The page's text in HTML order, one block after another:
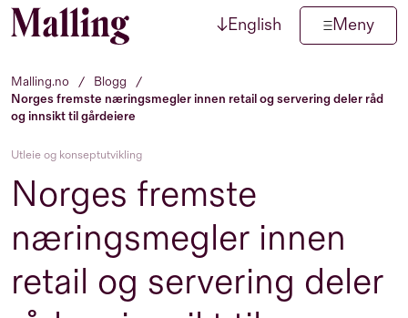
Hopp til innhold ↓English Meny
Malling.no / Blogg
/
Norges fremste næringsmegler innen retail og servering deler råd
og innsikt til gårdeiere
Utleie og konseptutvikling
Norges fremste
næringsmegler innen
retail og servering deler